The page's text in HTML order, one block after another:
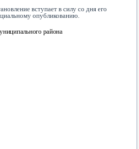
вступает в силу со дня его
опубликованию.
района